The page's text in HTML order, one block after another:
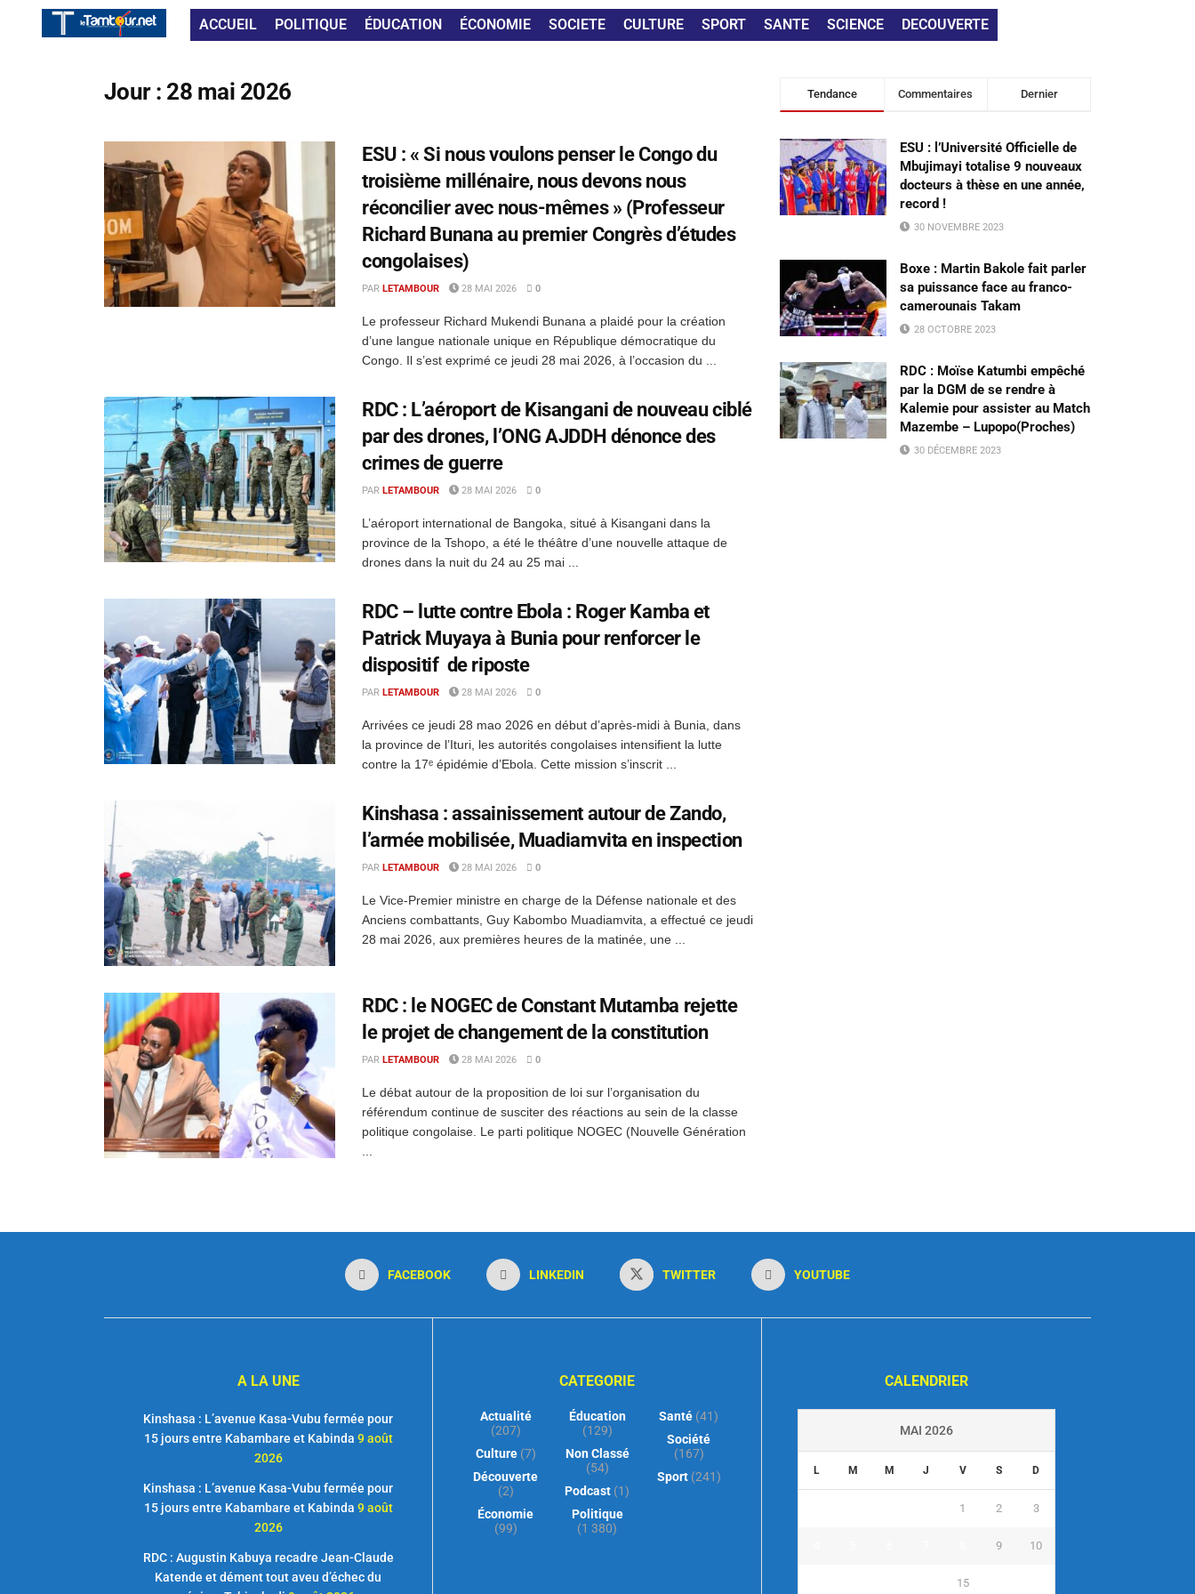
ACCUEIL POLITIQUE ÉDUCATION ÉCONOMIE SOCIETE CULTURE SPORT SANTE SCIENCE DECOUVERTE
Jour : 28 mai 2026
ESU : « Si nous voulons penser le Congo du
troisième millénaire, nous devons nous
réconcilier avec nous-mêmes » (Professeur
Richard Bunana au premier Congrès d’études
congolaises)
PAR LETAMBOUR 28 MAI 2026 0
Le professeur Richard Mukendi Bunana a plaidé pour la création
d’une langue nationale unique en République démocratique du
Congo. Il s’est exprimé ce jeudi 28 mai 2026, à l’occasion du ...
RDC : L’aéroport de Kisangani de nouveau ciblé
par des drones, l’ONG AJDDH dénonce des
crimes de guerre
PAR LETAMBOUR 28 MAI 2026 0
L’aéroport international de Bangoka, situé à Kisangani dans la
province de la Tshopo, a été le théâtre d’une nouvelle attaque de
drones dans la nuit du 24 au 25 mai ...
RDC – lutte contre Ebola : Roger Kamba et
Patrick Muyaya à Bunia pour renforcer le
dispositif de riposte
PAR LETAMBOUR 28 MAI 2026 0
Arrivées ce jeudi 28 mao 2026 en début d’après-midi à Bunia, dans
la province de l’Ituri, les autorités congolaises intensifient la lutte
contre la 17ᵉ épidémie d’Ebola. Cette mission s’inscrit ...
Kinshasa : assainissement autour de Zando,
l’armée mobilisée, Muadiamvita en inspection
PAR LETAMBOUR 28 MAI 2026 0
Le Vice-Premier ministre en charge de la Défense nationale et des
Anciens combattants, Guy Kabombo Muadiamvita, a effectué ce jeudi
28 mai 2026, aux premières heures de la matinée, une ...
RDC : le NOGEC de Constant Mutamba rejette
le projet de changement de la constitution
PAR LETAMBOUR 28 MAI 2026 0
Le débat autour de la proposition de loi sur l’organisation du
référendum continue de susciter des réactions au sein de la classe
politique congolaise. Le parti politique NOGEC (Nouvelle Génération
Tendance Commentaires Dernier
ESU : l’Université Officielle de
Mbujimayi totalise 9 nouveaux
docteurs à thèse en une année,
record !
30 NOVEMBRE 2023
Boxe : Martin Bakole fait parler
sa puissance face au franco-
camerounais Takam
28 OCTOBRE 2023
RDC : Moïse Katumbi empêché
par la DGM de se rendre à
Kalemie pour assister au Match
Mazembe – Lupopo(Proches)
30 DÉCEMBRE 2023
FACEBOOK LINKEDIN TWITTER YOUTUBE
A LA UNE
Kinshasa : L’avenue Kasa-Vubu fermée pour
15 jours entre Kabambare et Kabinda 9 août
2026
Kinshasa : L’avenue Kasa-Vubu fermée pour
15 jours entre Kabambare et Kabinda 9 août
2026
RDC : Augustin Kabuya recadre Jean-Claude
Katende et dément tout aveu d’échec du
CATEGORIE
Actualité
(207)
Culture(7)
Découverte
(2)
Économie
(99)
Éducation
(129)
Non Classé
(54)
Podcast (1)
Politique
(1 380)
Santé (41)
Société
(167)
Sport(241)
CALENDRIER
MAI 2026
L M M J V S D
1 2 3
9 10
15